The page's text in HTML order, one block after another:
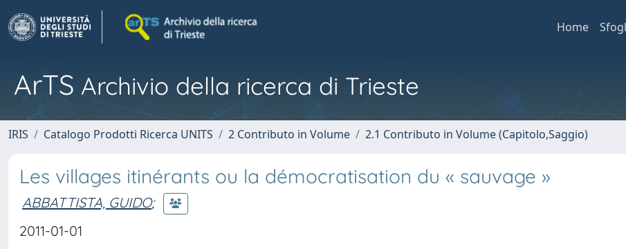
Home
ArTS Archivio della ricerca di Trieste
IRIS Catalogo Prodotti Ricerca UNITS 2 Contributo in Volume 2.1 Contributo in Volume (Capitolo,Saggio)
Les villages itinérants ou la démocratisation du « sauvage »
ABBATTISTA, GUIDO;
2011-01-01